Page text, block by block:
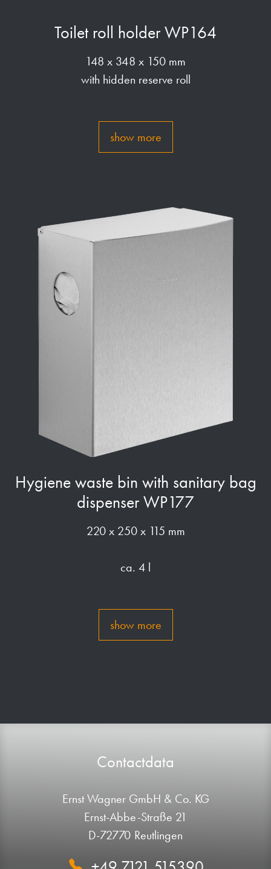
Toilet roll holder WP164
148 x 348 x 150 mm
with hidden reserve roll
show more
Hygiene waste bin with sanitary bag
dispenser WP177
220 x 250 x 115 mm
ca. 4 l
show more
Contactdata
Ernst Wagner GmbH & Co. KG
Ernst-Abbe-Straße 21
D-72770 Reutlingen